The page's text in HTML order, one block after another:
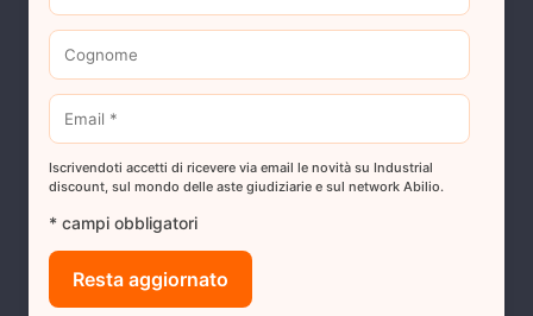
Iscrivendoti accetti di ricevere via email le novità su Industrial
discount, sul mondo delle aste giudiziarie e sul network Abilio.
* campi obbligatori